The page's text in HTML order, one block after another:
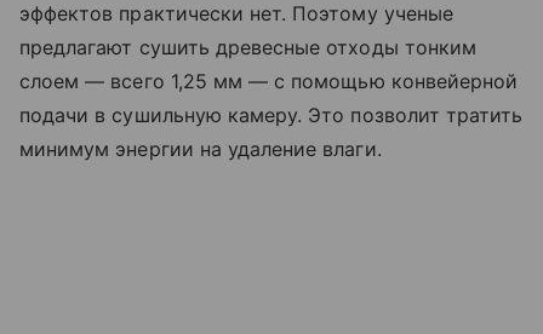
эффектов практически нет. Поэтому ученые
предлагают сушить древесные отходы тонким
слоем — всего 1,25 мм — с помощью конвейерной
подачи в сушильную камеру. Это позволит тратить
минимум энергии на удаление влаги.